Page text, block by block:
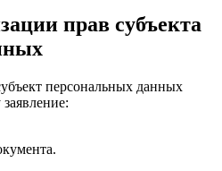
прав субъекта
персональных данных